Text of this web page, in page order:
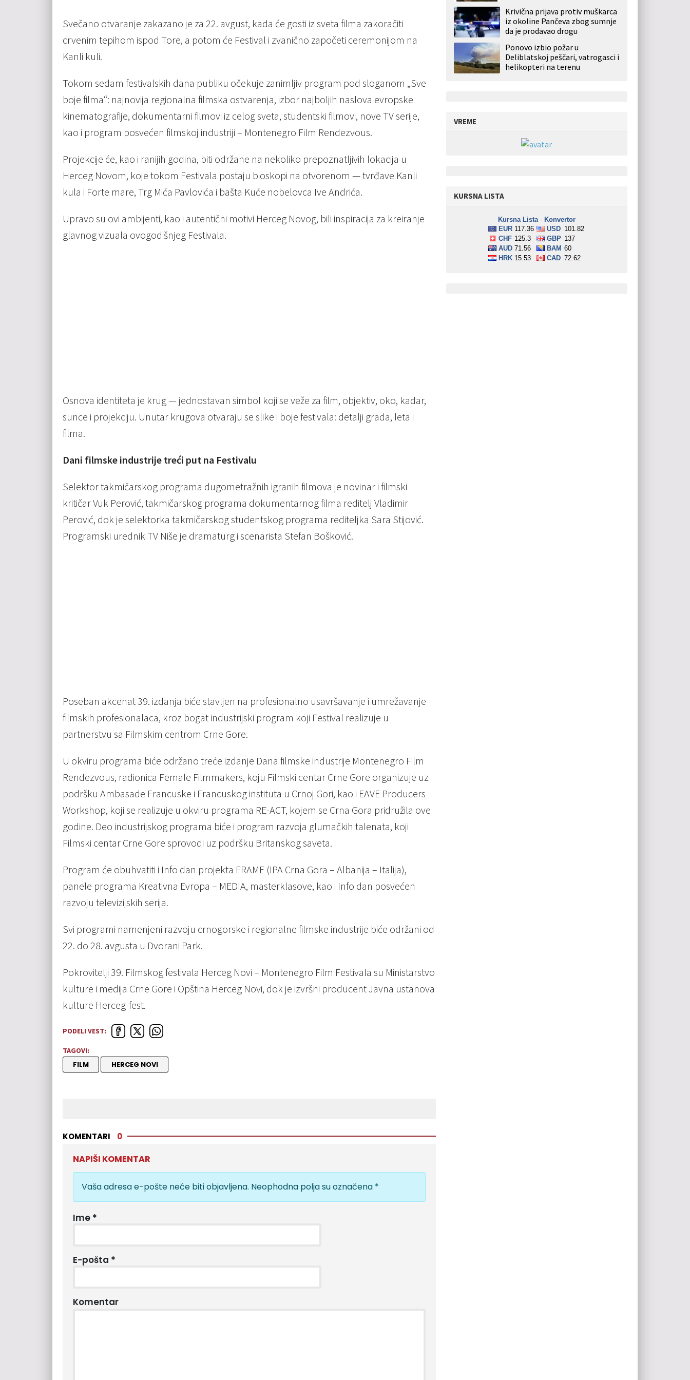
Svečano otvaranje zakazano je za 22. avgust, kada će gosti iz sveta filma zakoračiti
crvenim tepihom ispod Tore, a potom će Festival i zvanično započeti ceremonijom na
Kanli kuli.
Tokom sedam festivalskih dana publiku očekuje zanimljiv program pod sloganom „Sve
boje filma“: najnovija regionalna filmska ostvarenja, izbor najboljih naslova evropske
kinematografije, dokumentarni filmovi iz celog sveta, studentski filmovi, nove TV serije,
kao i program posvećen filmskoj industriji – Montenegro Film Rendezvous.
Projekcije će, kao i ranijih godina, biti održane na nekoliko prepoznatljivih lokacija u
Herceg Novom, koje tokom Festivala postaju bioskopi na otvorenom — tvrđave Kanli
kula i Forte mare, Trg Mića Pavlovića i bašta Kuće nobelovca Ive Andrića.
Upravo su ovi ambijenti, kao i autentični motivi Herceg Novog, bili inspiracija za kreiranje
glavnog vizuala ovogodišnjeg Festivala.
Osnova identiteta je krug — jednostavan simbol koji se veže za film, objektiv, oko, kadar,
sunce i projekciju. Unutar krugova otvaraju se slike i boje festivala: detalji grada, leta i
filma.
Dani filmske industrije treći put na Festivalu
Selektor takmičarskog programa dugometražnih igranih filmova je novinar i filmski
kritičar Vuk Perović, takmičarskog programa dokumentarnog filma reditelj Vladimir
Perović, dok je selektorka takmičarskog studentskog programa rediteljka Sara Stijović.
Programski urednik TV Niše je dramaturg i scenarista Stefan Bošković.
Poseban akcenat 39. izdanja biće stavljen na profesionalno usavršavanje i umrežavanje
filmskih profesionalaca, kroz bogat industrijski program koji Festival realizuje u
partnerstvu sa Filmskim centrom Crne Gore.
U okviru programa biće održano treće izdanje Dana filmske industrije Montenegro Film
Rendezvous, radionica Female Filmmakers, koju Filmski centar Crne Gore organizuje uz
podršku Ambasade Francuske i Francuskog instituta u Crnoj Gori, kao i EAVE Producers
Workshop, koji se realizuje u okviru programa RE-ACT, kojem se Crna Gora pridružila ove
godine. Deo industrijskog programa biće i program razvoja glumačkih talenata, koji
Filmski centar Crne Gore sprovodi uz podršku Britanskog saveta.
Program će obuhvatiti i Info dan projekta FRAME (IPA Crna Gora – Albanija – Italija),
panele programa Kreativna Evropa – MEDIA, masterklasove, kao i Info dan posvećen
razvoju televizijskih serija.
Svi programi namenjeni razvoju crnogorske i regionalne filmske industrije biće održani od
22. do 28. avgusta u Dvorani Park.
Pokrovitelji 39. Filmskog festivala Herceg Novi – Montenegro Film Festivala su Ministarstvo
kulture i medija Crne Gore i Opština Herceg Novi, dok je izvršni producent Javna ustanova
kulture Herceg-fest.
PODELI VEST:
TAGOVI:
FILM HERCEG NOVI
KOMENTARI 0
NAPIŠI KOMENTAR
Vaša adresa e-pošte neće biti objavljena. Neophodna polja su označena *
Ime *
E-pošta *
Komentar
Krivična prijava protiv muškarca
iz okoline Pančeva zbog sumnje
da je prodavao drogu
Ponovo izbio požar u
Deliblatskoj peščari, vatrogasci i
helikopteri na terenu
VREME
KURSNA LISTA